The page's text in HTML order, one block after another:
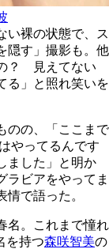
い裸の状態で、ス
隠す」撮影も。他
？ 見えてない
る」と照れ笑いを
のの、「ここまで
やってるんです
ました」と明か
ラビアをやってま
で語った。
名。これまで憧れ
を持つ森咲智美の